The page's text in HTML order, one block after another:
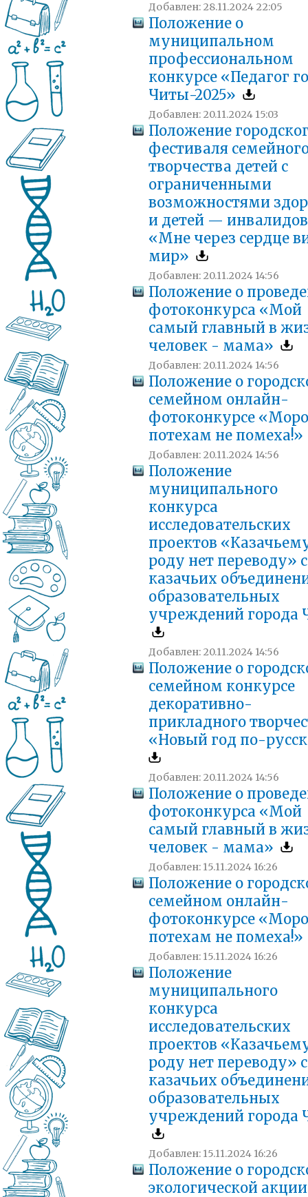
Добавлен: 28.11.2024 22:05
Положение о
муниципальном
профессиональном
конкурсе «Педагог
Читы-2025»
Добавлен: 20.11.2024 15:03
Положение
фестиваля
творчества детей с
ограниченными
возможностями
и детей — инвалидов
«Мне через сердце
мир»
Добавлен: 20.11.2024 14:56
Положение о
фотоконкурса «Мой
самый главный в
человек - мама»
Добавлен: 20.11.2024 14:56
Положение о
семейном онлайн-
фотоконкурсе
потехам не помеха!»
Добавлен: 20.11.2024 14:56
Положение
муниципального
конкурса
исследовательских
проектов
роду нет переводу»
казачьих
образовательных
учреждений города
Добавлен: 20.11.2024 14:56
Положение о
семейном конкурсе
декоративно-
прикладного
«Новый год по-
Добавлен: 20.11.2024 14:56
Положение о
фотоконкурса «Мой
самый главный в
человек - мама»
Добавлен: 15.11.2024 16:26
Положение о
семейном онлайн-
фотоконкурсе
потехам не помеха!»
Добавлен: 15.11.2024 16:26
Положение
муниципального
конкурса
исследовательских
проектов
роду нет переводу»
казачьих
образовательных
учреждений города
Добавлен: 15.11.2024 16:26
Положение о
экологической акции